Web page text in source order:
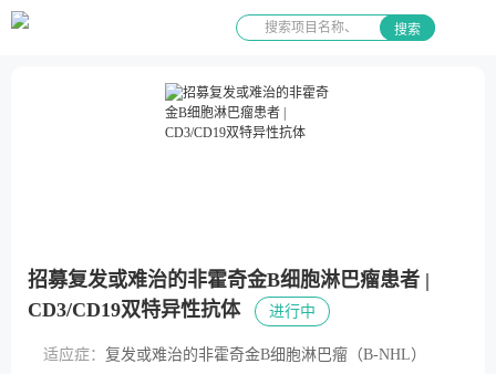
搜索
招募复发或难治的非霍奇金B细胞淋巴瘤患者 |
CD3/CD19双特异性抗体
进行中
适应症： 复发或难治的非霍奇金B细胞淋巴瘤（B-NHL）